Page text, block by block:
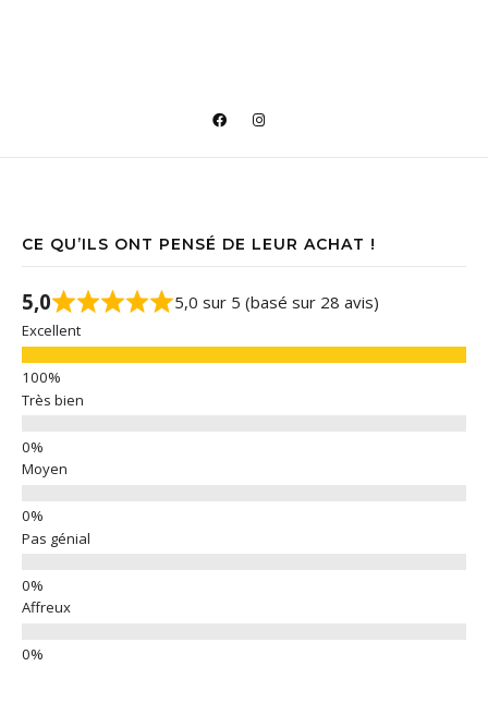
CE QU’ILS ONT PENSÉ DE LEUR ACHAT !
5,0 5,0 sur 5 (basé sur 28 avis)
Excellent
Très bien
Moyen
Pas génial
Affreux